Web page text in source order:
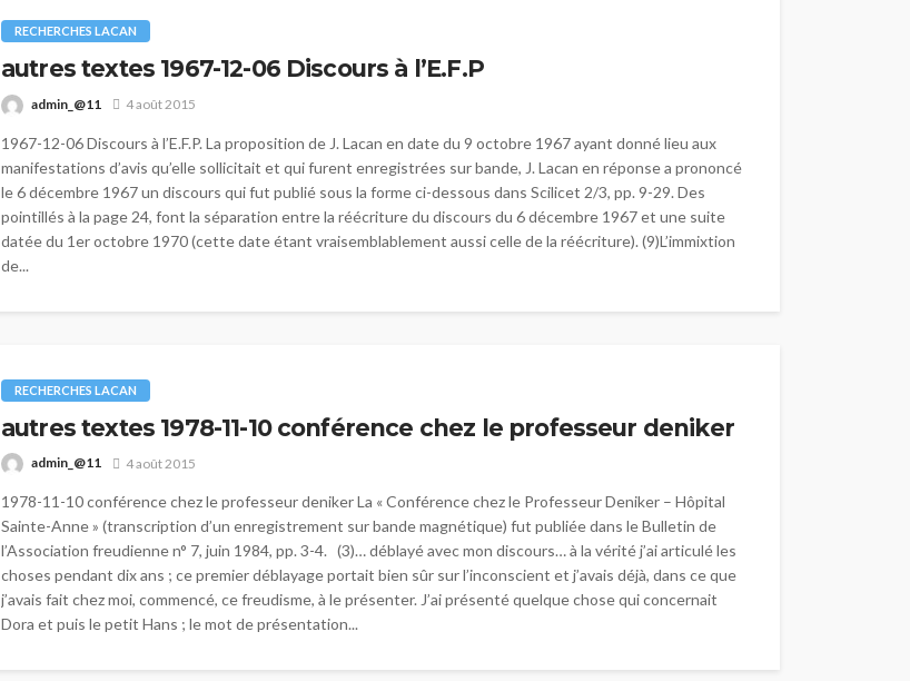
RECHERCHES LACAN
autres textes 1967-12-06 Discours à l’E.F.P
admin_@11 4 août 2015
1967-12-06 Discours à l’E.F.P. La proposition de J. Lacan en date du 9 octobre 1967 ayant donné lieu aux
manifestations d’avis qu’elle sollicitait et qui furent enregistrées sur bande, J. Lacan en réponse a prononcé
le 6 décembre 1967 un discours qui fut publié sous la forme ci-dessous dans Scilicet 2/3, pp. 9-29. Des
pointillés à la page 24, font la séparation entre la réécriture du discours du 6 décembre 1967 et une suite
datée du 1er octobre 1970 (cette date étant vraisemblablement aussi celle de la réécriture). (9)L’immixtion
de...
RECHERCHES LACAN
autres textes 1978-11-10 conférence chez le professeur deniker
admin_@11 4 août 2015
1978-11-10 conférence chez le professeur deniker La « Conférence chez le Professeur Deniker – Hôpital
Sainte-Anne » (transcription d’un enregistrement sur bande magnétique) fut publiée dans le Bulletin de
l’Association freudienne n° 7, juin 1984, pp. 3-4. (3)… déblayé avec mon discours… à la vérité j’ai articulé les
choses pendant dix ans ; ce premier déblayage portait bien sûr sur l’inconscient et j’avais déjà, dans ce que
j’avais fait chez moi, commencé, ce freudisme, à le présenter. J’ai présenté quelque chose qui concernait
Dora et puis le petit Hans ; le mot de présentation...